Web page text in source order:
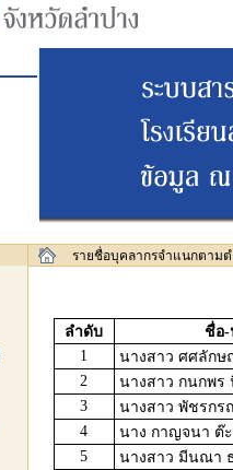
รายชื่อบุคลากรจำแนกตาม
ลำดับ
ชื่อ
1
นางสาว ศศลักษ
2
นางสาว กนกพร
3
นางสาว พัชรก
4
นาง กาญจนา ต๊
5
นางสาว มีนณา